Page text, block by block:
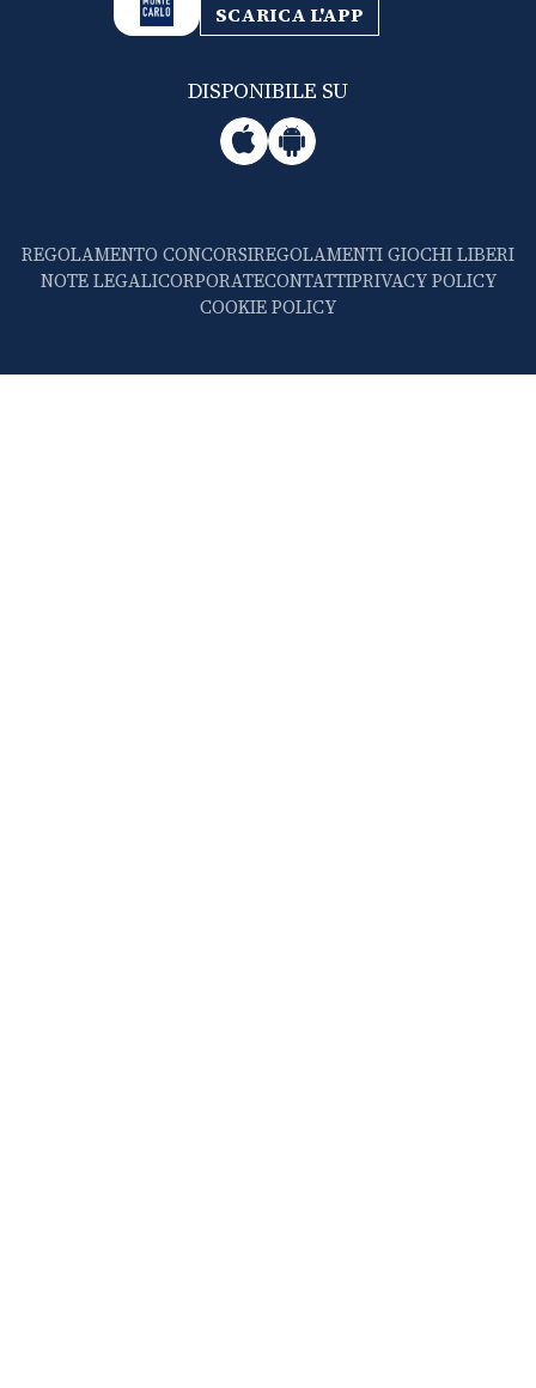
SCARICA L'APP
DISPONIBILE SU
REGOLAMENTO CONCORSIREGOLAMENTI GIOCHI LIBERI
NOTE LEGALICORPORATECONTATTIPRIVACY POLICY
COOKIE POLICY